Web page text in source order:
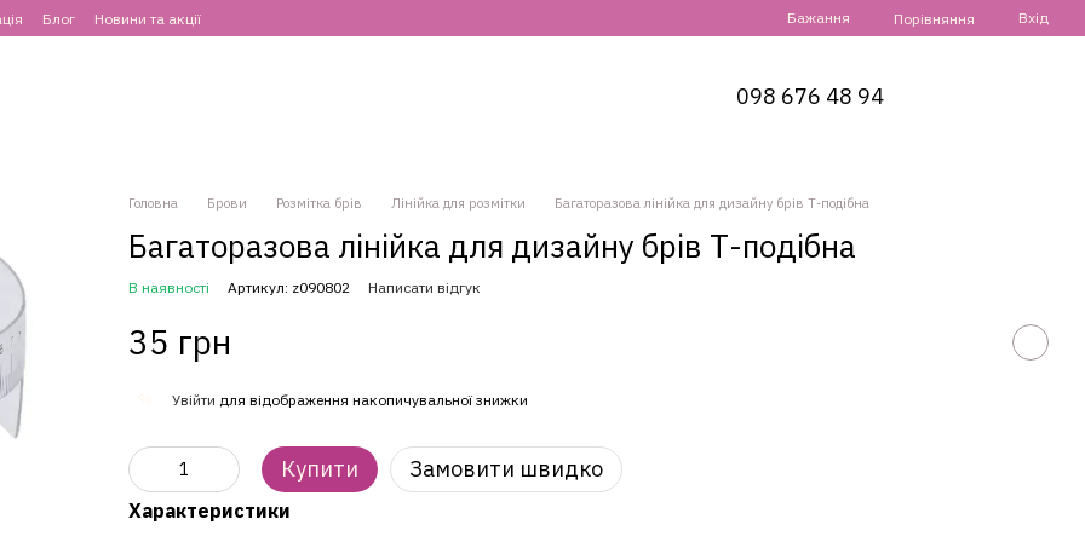
Блог Новини та акції Бажання Порівняння Вхід
098 676 48 94
Головна Брови Розмітка брів Лінійка для розмітки Багаторазова лінійка для дизайну брів Т-подібна
Багаторазова лінійка для дизайну брів Т-подібна
В наявності Артикул: z090802 Написати відгук
35 грн
Увійти для відображення накопичувальної знижки
Купити Замовити швидко
Характеристики